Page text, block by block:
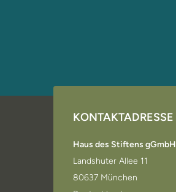
KONTAKTADRESSE
Haus des Stiftens gGmbH
Landshuter Allee 11
80637 München